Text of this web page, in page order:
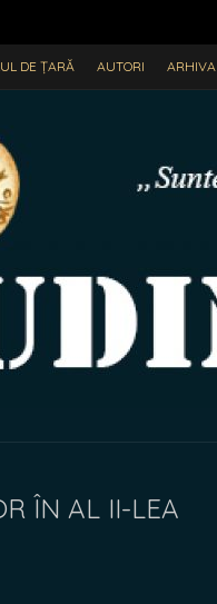
DE ȚARĂ AUTORI ARHIVA
ÎN AL II-LEA